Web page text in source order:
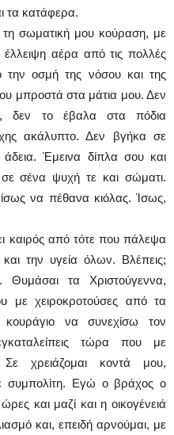
τα κατάφερα.
σωματική μου κούραση, με
αέρα από τις πολλές
οσμή της νόσου και της
μπροστά στα μάτια μου. Δεν
δεν το έβαλα στα πόδια
ακάλυπτο. Δεν βγήκα σε
Έμεινα δίπλα σου και
σένα ψυχή τε και σώματι.
να πέθανα κιόλας. Ίσως,
από τότε που πάλεψα
την υγεία όλων. Βλέπεις;
Θυμάσαι τα Χριστούγεννα,
με χειροκροτούσες από τα
να συνεχίσω τον
τώρα που με
χρειάζομαι κοντά μου,
συμπολίτη. Εγώ ο βράχος o
και μαζί και η οικογένειά
και, επειδή αρνούμαι, με